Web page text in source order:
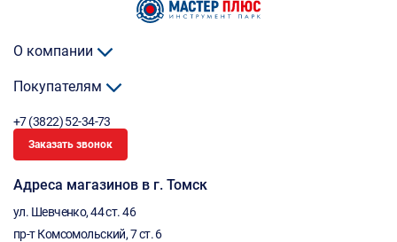
О компании
Покупателям
+7 (3822) 52-34-73
Заказать звонок
Адреса магазинов в г. Томск
ул. Шевченко, 44 ст. 46
пр-т Комсомольский, 7 ст. 6